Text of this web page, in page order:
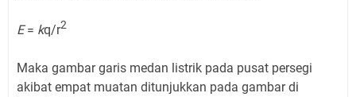
E= kq/r2
Maka gambar garis medan listrik pada pusat persegi
akibat empat muatan ditunjukkan pada gambar di